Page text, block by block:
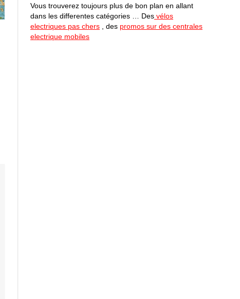
Vous trouverez toujours plus de bon plan en allant
dans les differentes catégories … Des vélos
electriques pas chers , des promos sur des centrales
electrique mobiles